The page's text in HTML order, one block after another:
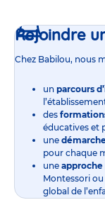
Rejoindre
Chez Babilou, nous
un parcours
des
éducatives et
une
pour chaque
une
Montessori
global de